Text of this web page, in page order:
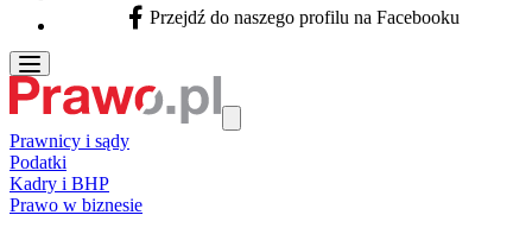
Facebook - otwiera się w nowej karcie
Przejdź do naszego profilu na Facebooku
Prawnicy i sądy
Podatki
Kadry i BHP
Prawo w biznesie